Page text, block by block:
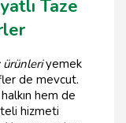
Taze
ürünleriyemek
de mevcut.
hem de
hizmeti